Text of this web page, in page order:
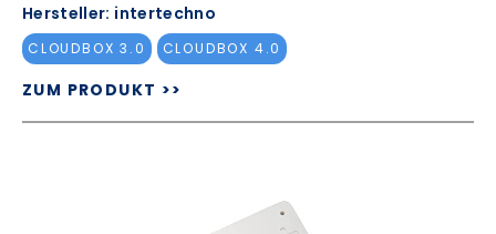
Hersteller: intertechno
CLOUDBOX 3.0 CLOUDBOX 4.0
ZUM PRODUKT >>